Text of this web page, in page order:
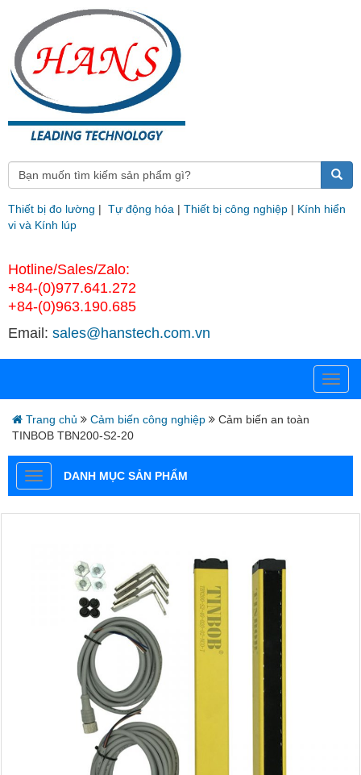
Thiết bị đo lường | Tự động hóa | Thiết bị công nghiệp | Kính hiển
vi và Kính lúp
Hotline/Sales/Zalo:
+84-(0)977.641.272
+84-(0)963.190.685
Email: sales@hanstech.com.vn
Trang chủ Cảm biến công nghiệp
Cảm biến an toàn
TINBOB TBN200-S2-20
DANH MỤC SẢN PHẨM